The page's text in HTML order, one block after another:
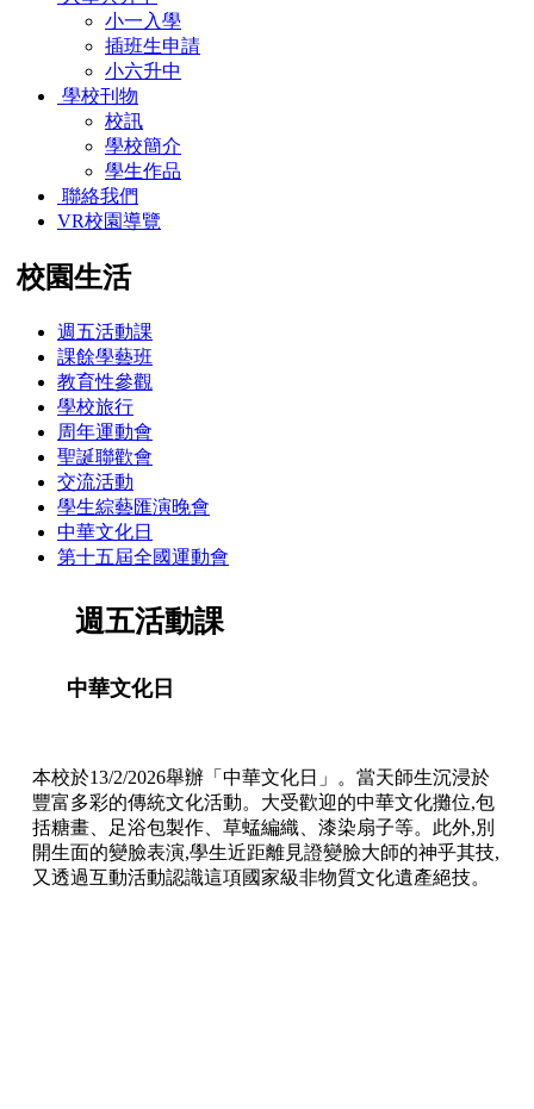
小一入學
插班生申請
小六升中
學校刊物
校訊
學校簡介
學生作品
聯絡我們
VR校園導覽
校園生活
週五活動課
課餘學藝班
教育性參觀
學校旅行
周年運動會
聖誕聯歡會
交流活動
學生綜藝匯演晚會
中華文化日
第十五屆全國運動會
週五活動課
中華文化日
本校於13/2/2026舉辦「中華文化日」。當天師生沉浸於
豐富多彩的傳統文化活動。大受歡迎的中華文化攤位,包
括糖畫、足浴包製作、草蜢編織、漆染扇子等。此外,別
開生面的變臉表演,學生近距離見證變臉大師的神乎其技,
又透過互動活動認識這項國家級非物質文化遺產絕技。